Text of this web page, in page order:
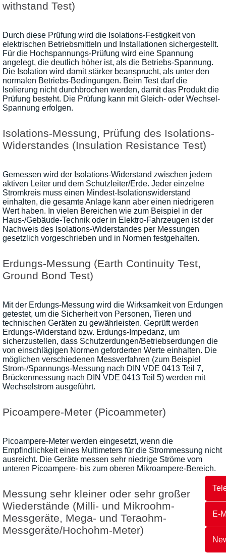
E-
withstand Test)
Durch diese Prüfung wird die Isolations-Festigkeit von
elektrischen Betriebsmitteln und Installationen sichergestellt.
Für die Hochspannungs-Prüfung wird eine Spannung
angelegt, die deutlich höher ist, als die Betriebs-Spannung.
Die Isolation wird damit stärker beansprucht, als unter den
normalen Betriebs-Bedingungen. Beim Test darf die
Isolierung nicht durchbrochen werden, damit das Produkt die
Prüfung besteht. Die Prüfung kann mit Gleich- oder Wechsel-
Spannung erfolgen.
Isolations-Messung, Prüfung des Isolations-
Widerstandes (Insulation Resistance Test)
Gemessen wird der Isolations-Widerstand zwischen jedem
aktiven Leiter und dem Schutzleiter/Erde. Jeder einzelne
Stromkreis muss einen Mindest-Isolationswiderstand
einhalten, die gesamte Anlage kann aber einen niedrigeren
Wert haben. In vielen Bereichen wie zum Beispiel in der
Haus-/Gebäude-Technik oder in Elektro-Fahrzeugen ist der
Nachweis des Isolations-Widerstandes per Messungen
gesetzlich vorgeschrieben und in Normen festgehalten.
Erdungs-Messung (Earth Continuity Test,
Ground Bond Test)
Mit der Erdungs-Messung wird die Wirksamkeit von Erdungen
getestet, um die Sicherheit von Personen, Tieren und
technischen Geräten zu gewährleisten. Geprüft werden
Erdungs-Widerstand bzw. Erdungs-Impedanz, um
sicherzustellen, dass Schutzerdungen/Betriebserdungen die
von einschlägigen Normen geforderten Werte einhalten. Die
möglichen verschiedenen Messverfahren (zum Beispiel
Strom-/Spannungs-Messung nach DIN VDE 0413 Teil 7,
Brückenmessung nach DIN VDE 0413 Teil 5) werden mit
Wechselstrom ausgeführt.
Picoampere-Meter (Picoammeter)
Picoampere-Meter werden eingesetzt, wenn die
Empfindlichkeit eines Multimeters für die Strommessung nicht
ausreicht. Die Geräte messen sehr niedrige Ströme vom
unteren Picoampere- bis zum oberen Mikroampere-Bereich.
Messung sehr kleiner oder sehr großer
Wiederstände (Milli- und Mikroohm-
Messgeräte, Mega- und Teraohm-
Messgeräte/Hochohm-Meter)